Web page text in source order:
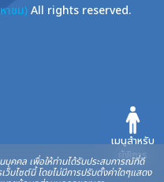
เมนูสำหรับ
ผู้พิการ
าชน)All rights reserved.
คคล เพื่อให้ท่านได้รับประสบการณ์ที่ดี
ว็บไซต์นี้ โดยไม่มีการปรับตั้งค่าใดๆแสดง